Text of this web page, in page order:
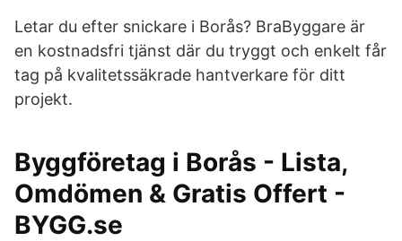
Letar du efter snickare i Borås? BraByggare är
en kostnadsfri tjänst där du tryggt och enkelt får
tag på kvalitetssäkrade hantverkare för ditt
projekt.
Byggföretag i Borås - Lista,
Omdömen & Gratis Offert -
BYGG.se